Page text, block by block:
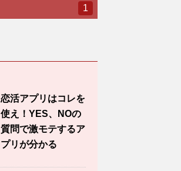
1
恋活アプリはコレを
使え！YES、NOの
質問で激モテするア
プリが分かる